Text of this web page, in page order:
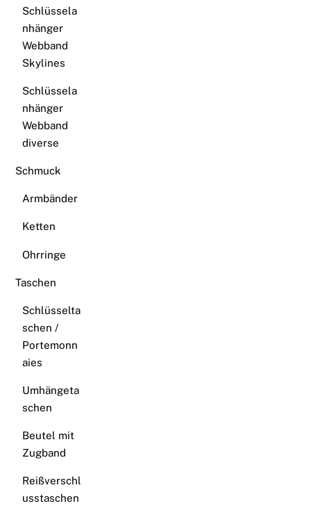
Schlüssela
nhänger
Webband
Skylines
Schlüssela
nhänger
Webband
diverse
Schmuck
Armbänder
Ketten
Ohrringe
Taschen
Schlüsselta
schen /
Portemonn
aies
Umhängeta
schen
Beutel mit
Zugband
Reißverschl
usstaschen